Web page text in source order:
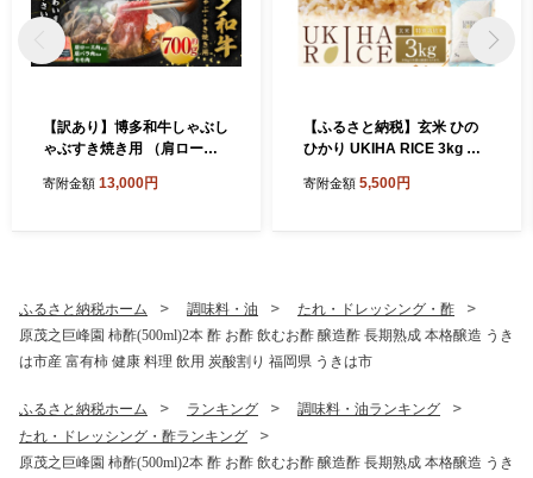
【訳あり】博多和牛しゃぶし
ゃぶすき焼き用 （肩ロース
g 肉 牛肉 牛 和牛 国産牛 しゃ
寄附金額 13,000円
【ふるさと納税】玄米 ひの
ひかり UKIHA RICE 3kg 特
産 米 こめ ご飯 コメ ごはん
寄附金額 5,500円
ふるさと納税ホーム 調味料・油
たれ・ドレッシング・酢
原茂之巨峰園 柿酢(500ml)2本 酢 お酢 飲むお酢 醸造酢 長期熟成 本格醸造 うき
は市産 富有柿 健康 料理 飲用 炭酸割り 福岡県 うきは市
ふるさと納税ホーム ランキング
調味料・油ランキング
たれ・ドレッシング・酢ランキング
原茂之巨峰園 柿酢(500ml)2本 酢 お酢 飲むお酢 醸造酢 長期熟成 本格醸造 うき